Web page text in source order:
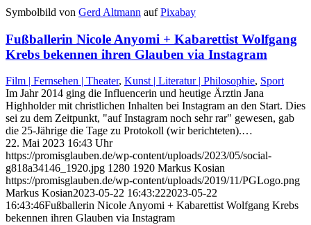
Symbolbild von Gerd Altmann aufPixabay
Fußballerin Nicole Anyomi + Kabarettist Wolfgang
Krebs bekennen ihren Glauben via Instagram
Film | Fernsehen | Theater, Kunst | Literatur | Philosophie, Sport
Im Jahr 2014 ging die Influencerin und heutige Ärztin Jana
Highholder mit christlichen Inhalten bei Instagram an den Start. Dies
sei zu dem Zeitpunkt, "auf Instagram noch sehr rar" gewesen, gab
die 25-Jährige die Tage zu Protokoll (wir berichteten).…
22. Mai 2023 16:43 Uhr
https://promisglauben.de/wp-content/uploads/2023/05/social-
g818a34146_1920.jpg 1280 1920 Markus Kosian
https://promisglauben.de/wp-content/uploads/2019/11/PGLogo.png
Markus Kosian2023-05-22 16:43:222023-05-22
16:43:46Fußballerin Nicole Anyomi + Kabarettist Wolfgang Krebs
bekennen ihren Glauben via Instagram